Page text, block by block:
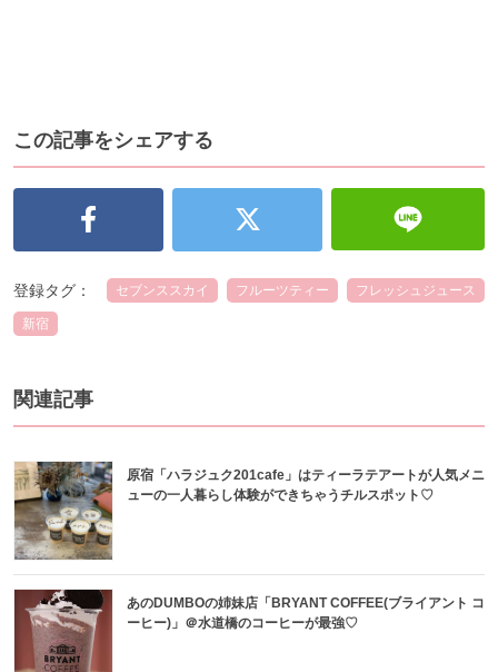
この記事をシェアする
登録タグ： セブンススカイ フルーツティー フレッシュジュース
新宿
関連記事
原宿「ハラジュク201cafe」はティーラテアートが人気メニ
ューの一人暮らし体験ができちゃうチルスポット♡
あのDUMBOの姉妹店「BRYANT COFFEE(ブライアント コ
ーヒー)」＠水道橋のコーヒーが最強♡